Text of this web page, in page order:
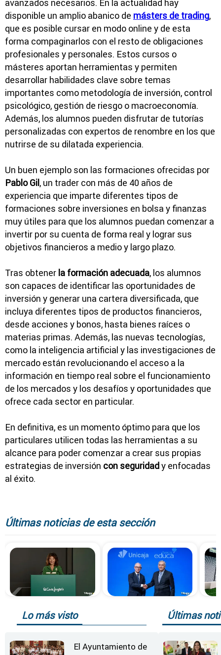
avanzados necesarios. En la actualidad hay
disponible un amplio abanico de másters de trading,
que es posible cursar en modo online y de esta
forma compaginarlos con el resto de obligaciones
profesionales y personales. Estos cursos o
másteres aportan herramientas y permiten
desarrollar habilidades clave sobre temas
importantes como metodología de inversión, control
psicológico, gestión de riesgo o macroeconomía.
Además, los alumnos pueden disfrutar de tutorías
personalizadas con expertos de renombre en los que
nutrirse de su dilatada experiencia.
Un buen ejemplo son las formaciones ofrecidas por
Pablo Gil, un trader con más de 40 años de
experiencia que imparte diferentes tipos de
formaciones sobre inversiones en bolsa y finanzas
muy útiles para que los alumnos puedan comenzar a
invertir por su cuenta de forma real y lograr sus
objetivos financieros a medio y largo plazo.
Tras obtener la formación adecuada, los alumnos
son capaces de identificar las oportunidades de
inversión y generar una cartera diversificada, que
incluya diferentes tipos de productos financieros,
desde acciones y bonos, hasta bienes raíces o
materias primas. Además, las nuevas tecnologías,
como la inteligencia artificial y las investigaciones de
mercado están revolucionando el acceso a la
información en tiempo real sobre el funcionamiento
de los mercados y los desafíos y oportunidades que
ofrece cada sector en particular.
En definitiva, es un momento óptimo para que los
particulares utilicen todas las herramientas a su
alcance para poder comenzar a crear sus propias
estrategias de inversión con seguridady enfocadas
al éxito.
Últimas noticias de esta sección
Lo más visto
El Ayuntamiento de
Últimas